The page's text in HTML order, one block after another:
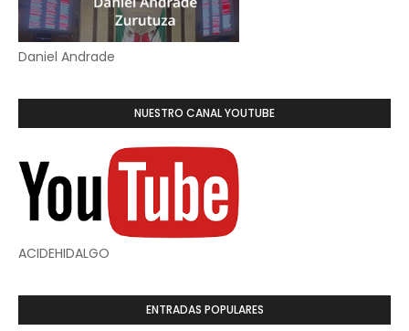
Daniel Andrade
NUESTRO CANAL YOUTUBE
ACIDEHIDALGO
ENTRADAS POPULARES